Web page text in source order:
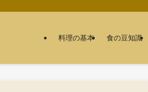
料理の基本 食の豆知識